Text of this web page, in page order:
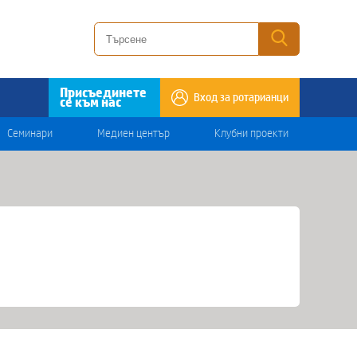
Присъединете
се към нас Вход за ротарианци
Семинари Медиен център Клубни проекти